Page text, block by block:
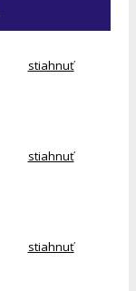
stiahnuť
stiahnuť
stiahnuť